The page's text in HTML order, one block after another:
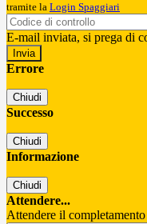
tramite la Login Spaggiari
E-mail inviata, si prega di
Errore
Chiudi
Successo
Chiudi
Informazione
Chiudi
Attendere...
Attendere il